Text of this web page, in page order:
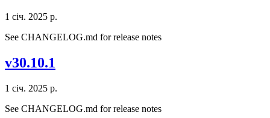
1 січ. 2025 р.
See CHANGELOG.md for release notes
v30.10.1
1 січ. 2025 р.
See CHANGELOG.md for release notes